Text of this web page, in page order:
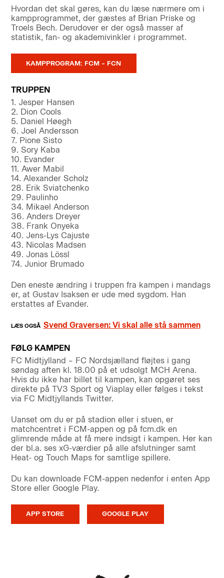
Hvordan det skal gøres, kan du læse nærmere om i
kampprogrammet, der gæstes af Brian Priske og
Troels Bech. Derudover er der også masser af
statistik, fan- og akademivinkler i programmet.
KAMPPROGRAM: FCM – FCN
TRUPPEN
1. Jesper Hansen
2. Dion Cools
5. Daniel Høegh
6. Joel Andersson
7. Pione Sisto
9. Sory Kaba
10. Evander
11. Awer Mabil
14. Alexander Scholz
28. Erik Sviatchenko
29. Paulinho
34. Mikael Anderson
36. Anders Dreyer
38. Frank Onyeka
40. Jens-Lys Cajuste
43. Nicolas Madsen
49. Jonas Lössl
74. Junior Brumado
Den eneste ændring i truppen fra kampen i mandags
er, at Gustav Isaksen er ude med sygdom. Han
erstattes af Evander.
Svend Graversen: Vi skal alle stå sammen
FØLG KAMPEN
FC Midtjylland – FC Nordsjælland fløjtes i gang
søndag aften kl. 18.00 på et udsolgt MCH Arena.
Hvis du ikke har billet til kampen, kan opgøret ses
direkte på TV3 Sport og Viaplay eller følges i tekst
via FC Midtjyllands Twitter.
Uanset om du er på stadion eller i stuen, er
matchcentret i FCM-appen og på fcm.dk en
glimrende måde at få mere indsigt i kampen. Her kan
der bl.a. ses xG-værdier på alle afslutninger samt
Heat- og Touch Maps for samtlige spillere.
Du kan downloade FCM-appen nedenfor i enten App
Store eller Google Play.
APP STORE GOOGLE PLAY